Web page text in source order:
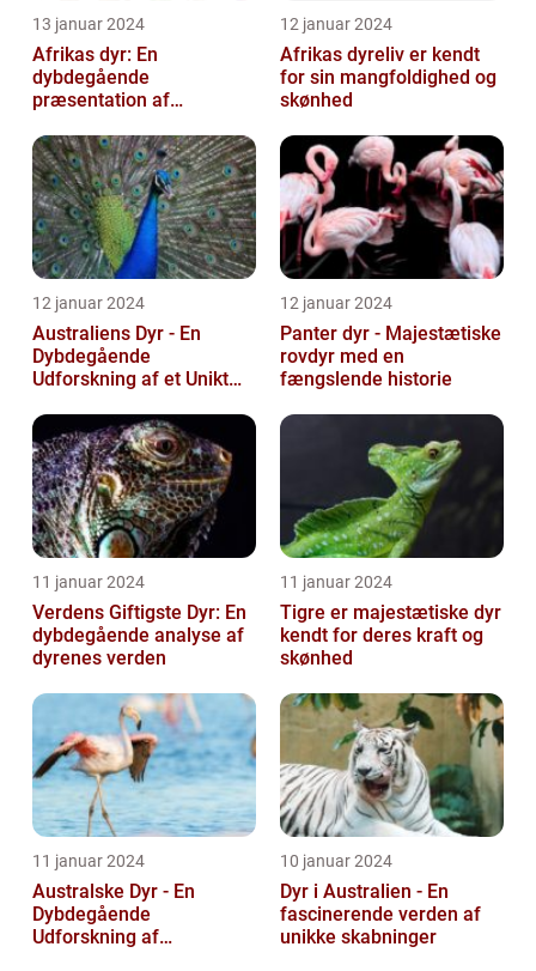
13 januar 2024
Afrikas dyr: En
dybdegående
præsentation af
dyreliv
12 januar 2024
Afrikas dyreliv er kendt
for sin mangfoldighed og
skønhed
12 januar 2024
Australiens Dyr - En
Dybdegående
Udforskning af et Unikt
12 januar 2024
Panter dyr - Majestætiske
rovdyr med en
fængslende historie
11 januar 2024
Verdens Giftigste Dyr: En
dybdegående analyse af
dyrenes verden
11 januar 2024
Tigre er majestætiske dyr
kendt for deres kraft og
skønhed
11 januar 2024
Australske Dyr - En
Dybdegående
Udforskning af
10 januar 2024
Dyr i Australien - En
fascinerende verden af
unikke skabninger